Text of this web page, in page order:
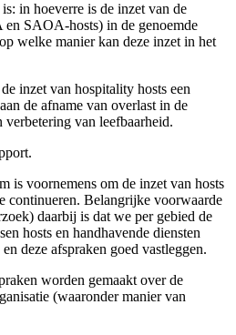
in hoeverre is de inzet van de
en SAOA-hosts) in de genoemde
welke manier kan deze inzet in het
inzet van hospitality hosts een
de afname van overlast in de
verbetering van leefbaarheid.
is voornemens om de inzet van hosts
continueren. Belangrijke voorwaarde
daarbij is dat we per gebied de
hosts en handhavende diensten
deze afspraken goed vastleggen.
worden gemaakt over de
(waaronder manier van